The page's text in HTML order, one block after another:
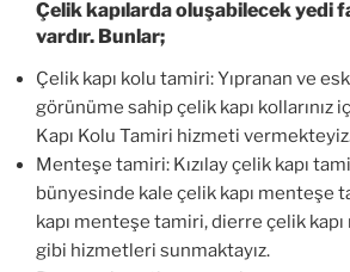
Çelik kapılarda oluşabilecek yedi
vardır. Bunlar;
Çelik kapı kolu tamiri: Yıpranan ve
görünüme sahip çelik kapı kollarınız
Kapı Kolu Tamiri hizmeti
Menteşe tamiri: Kızılay çelik kapı
bünyesinde kale çelik kapı menteşe
kapı menteşe tamiri, dierre çelik kapı
gibi hizmetleri sunmaktayız.